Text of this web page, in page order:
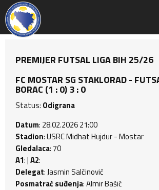
PREMIJER FUTSAL LIGA BIH 25/26
FC MOSTAR SG STAKLORAD -
BORAC (1 : 0) 3 : 0
Status: Odigrana
Datum: 28.02.2026 21:00
Stadion: USRC Midhat Hujdur - Mostar
Gledalaca: 70
A1: |A2:
Delegat: Jasmin Salčinović
Posmatrač suđenja: Almir Bašić